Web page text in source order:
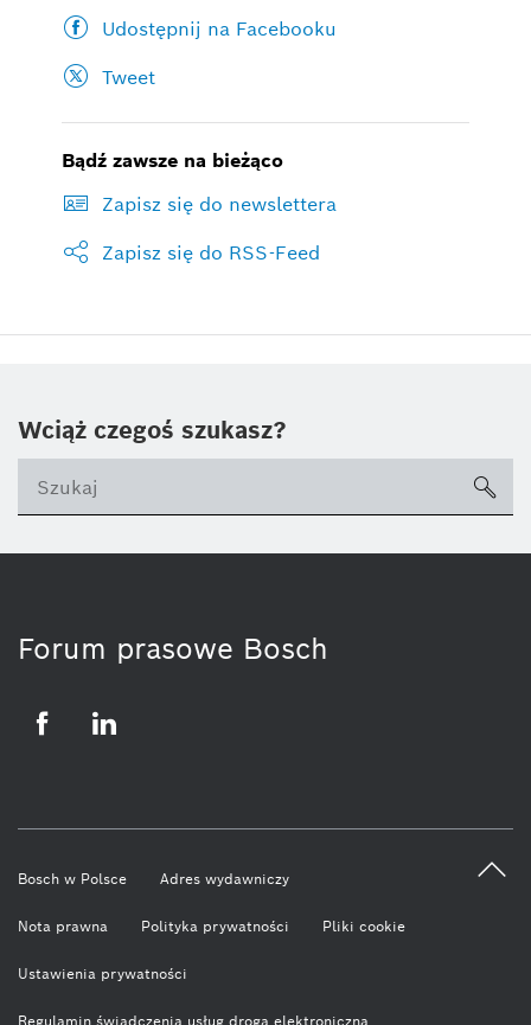
Udostępnij na Facebooku
Tweet
Bądź zawsze na bieżąco
Zapisz się do newslettera
Zapisz się do RSS-Feed
Wciąż czegoś szukasz?
Forum prasowe Bosch
Bosch w Polsce Adres wydawniczy
Nota prawna Polityka prywatności Pliki cookie
Ustawienia prywatności
Regulamin świadczenia usług drogą elektroniczną